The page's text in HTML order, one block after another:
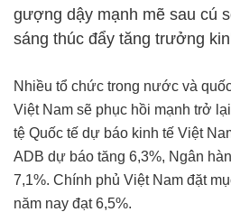
gượng dậy mạnh mẽ sau cú
sáng thúc đẩy tăng trưởng
Nhiều tổ chức trong nước và
Việt Nam sẽ phục hồi mạnh trở
tệ Quốc tế dự báo kinh tế Việt
ADB dự báo tăng 6,3%, Ngân
7,1%. Chính phủ Việt Nam đặt
năm nay đạt 6,5%.